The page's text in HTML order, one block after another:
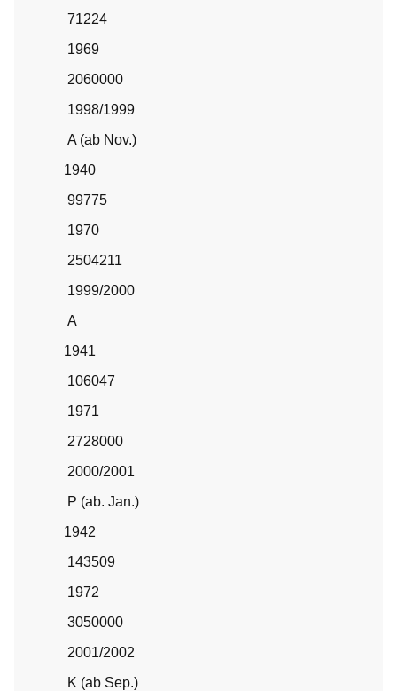
71224
1969
2060000
1998/1999
A (ab Nov.)
1940
99775
1970
2504211
1999/2000
A
1941
106047
1971
2728000
2000/2001
P (ab. Jan.)
1942
143509
1972
3050000
2001/2002
K (ab Sep.)